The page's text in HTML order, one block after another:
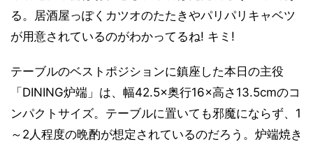
る。居酒屋っぽくカツオのたたきやパリパリキャベツ
が用意されているのがわかってるね! キミ!
テーブルのベストポジションに鎮座した本日の主役
「DINING炉端」は、幅42.5×奥行16×高さ13.5cmのコ
ンパクトサイズ。テーブルに置いても邪魔にならず、1
～2人程度の晩酌が想定されているのだろう。炉端焼き